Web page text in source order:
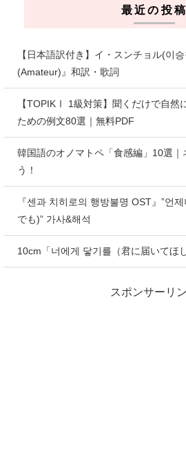
最近の投稿
【日本語訳付き】イ・スンチョル(이
(Amateur)』和訳・歌詞
【TOPIKⅠ 1級対策】聞くだけで自然
ための例文80選｜無料PDF
韓国語のオノマトペ「食感編」10選｜
う！
『센과 치히로의 행방불명 OST』”언
でも)” 가사&해석
10cm「너에게 닿기를（君に届いてほ
スポンサーリ